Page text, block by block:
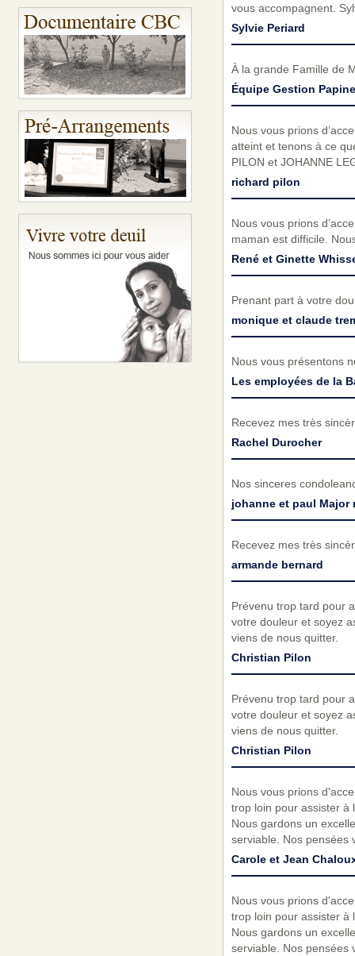
vous accompagnent.
Sylvie Periard
À la grande Famille de
Équipe Gestion
Nous vous prions
atteint et tenons à ce
PILON et JOHANNE
richard pilon
Nous vous prions
maman est difficile.
René et Ginette
Prenant part à votre
monique et claude
Nous vous présentons
Les employées de la
Recevez mes très
Rachel Durocher
Nos sinceres
johanne et paul Major
Recevez mes très
armande bernard
Prévenu trop tard pour
votre douleur et soyez
viens de nous quitter.
Christian Pilon
Prévenu trop tard pour
votre douleur et soyez
viens de nous quitter.
Christian Pilon
Nous vous prions
trop loin pour assister à
Nous gardons un
serviable. Nos pensées
Carole et Jean
Nous vous prions
trop loin pour assister à
Nous gardons un
serviable. Nos pensées